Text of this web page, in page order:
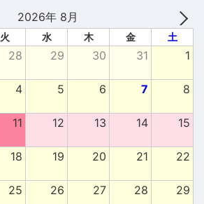
2026年 8月
火 水 木 金 土
28 29 30 31 1
4 5 6 7 8
11 12 13 14 15
18 19 20 21 22
25 26 27 28 29